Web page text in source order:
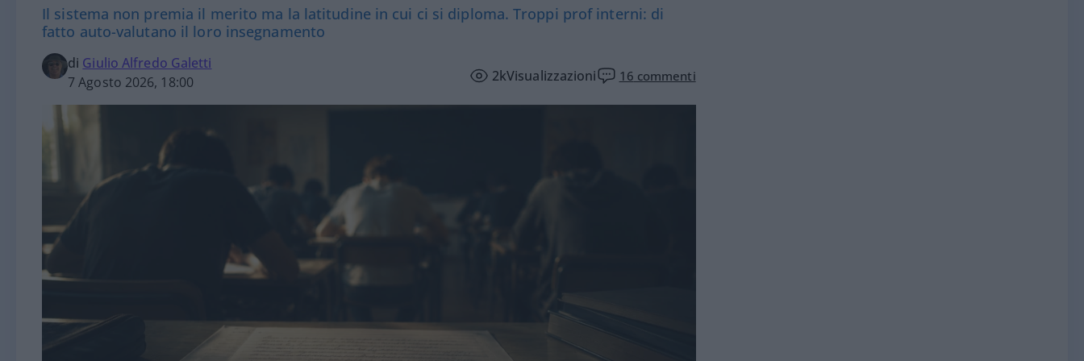
Il sistema non premia il merito ma la latitudine in cui ci si diploma. Troppi prof interni: di
fatto auto-valutano il loro insegnamento
di Giulio Alfredo Galetti
7 Agosto 2026, 18:00
2kVisualizzazioni 16 commenti